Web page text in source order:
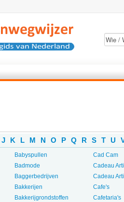
J K L M N O P Q R S T U
Babyspullen
Badmode
Baggerbedrijven
Bakkerijen
Bakkerijgrondstoffen
Cad Cam
Cadeau
Cadeau
Cafe's
Cafetaria's